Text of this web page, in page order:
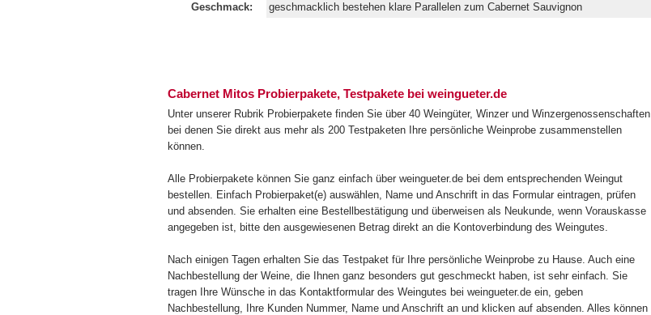
Geschmack:
geschmacklich bestehen klare Parallelen zum Cabernet Sauvignon
Cabernet Mitos Probierpakete, Testpakete bei weingueter.de
Unter unserer Rubrik Probierpakete finden Sie über 40 Weingüter, Winzer und Winzergenossenschaften
bei denen Sie direkt aus mehr als 200 Testpaketen Ihre persönliche Weinprobe zusammenstellen
können.
Alle Probierpakete können Sie ganz einfach über weingueter.de bei dem entsprechenden Weingut
bestellen. Einfach Probierpaket(e) auswählen, Name und Anschrift in das Formular eintragen, prüfen
und absenden. Sie erhalten eine Bestellbestätigung und überweisen als Neukunde, wenn Vorauskasse
angegeben ist, bitte den ausgewiesenen Betrag direkt an die Kontoverbindung des Weingutes.
Nach einigen Tagen erhalten Sie das Testpaket für Ihre persönliche Weinprobe zu Hause. Auch eine
Nachbestellung der Weine, die Ihnen ganz besonders gut geschmeckt haben, ist sehr einfach. Sie
tragen Ihre Wünsche in das Kontaktformular des Weingutes bei weingueter.de ein, geben
Nachbestellung, Ihre Kunden Nummer, Name und Anschrift an und klicken auf absenden. Alles können